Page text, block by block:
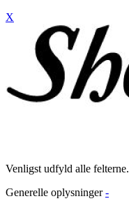
X
Venligst udfyld alle felterne.
Generelle oplysninger -